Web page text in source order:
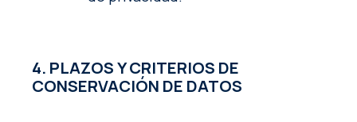
4. PLAZOS Y CRITERIOS DE
CONSERVACIÓN DE DATOS